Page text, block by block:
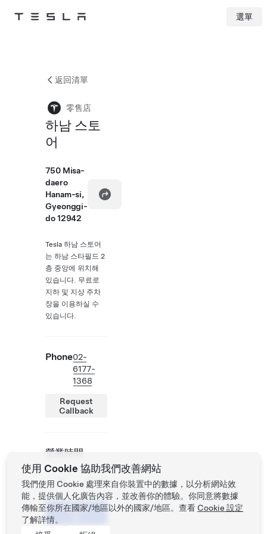
Tesla 選單
返回清單
零售店
하남 스토
어
750 Misa-
daero
Hanam-si,
Gyeonggi-
do 12942
Tesla 하남 스토어
는 하남 스타필드 2
층 중앙에 위치해
있습니다. 무료로
지하 및 지상 주차
장을 이용하실 수
있습니다.
Phone02-
6177-
1368
Request
Callback
營業時間
一 -
日
11:00 -
21:00
預約試
使用 Cookie 協助我們改善網站
我們使用 Cookie 處理來自你裝置中的數據，以分析網站效
能，提供個人化廣告內容，並改善你的體驗。你同意將數據
傳輸至你所在國家/地區以外的國家/地區。查看 Cookie 設定
了解詳情。